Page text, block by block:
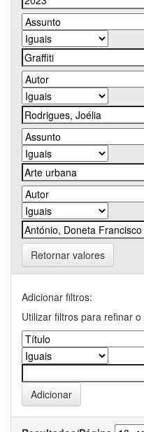
Retornar valores
Adicionar filtros:
Utilizar filtros para refinar